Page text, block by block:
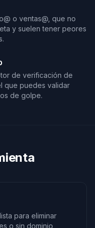
o ventas@, que no
y suelen tener peores
de verificación de
que puedes validar
de golpe.
para eliminar
o sin dominio